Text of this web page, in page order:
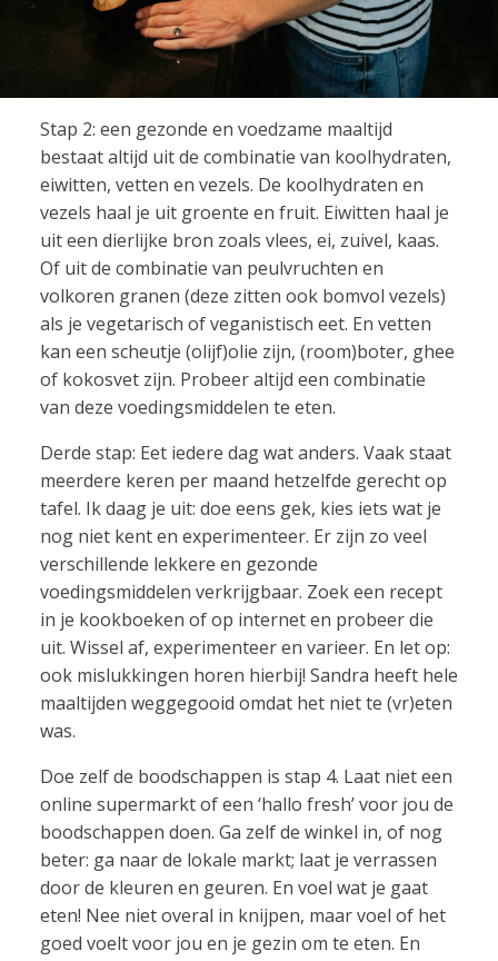
Stap 2: een gezonde en voedzame maaltijd
bestaat altijd uit de combinatie van koolhydraten,
eiwitten, vetten en vezels. De koolhydraten en
vezels haal je uit groente en fruit. Eiwitten haal je
uit een dierlijke bron zoals vlees, ei, zuivel, kaas.
Of uit de combinatie van peulvruchten en
volkoren granen (deze zitten ook bomvol vezels)
als je vegetarisch of veganistisch eet. En vetten
kan een scheutje (olijf)olie zijn, (room)boter, ghee
of kokosvet zijn. Probeer altijd een combinatie
van deze voedingsmiddelen te eten.
Derde stap: Eet iedere dag wat anders. Vaak staat
meerdere keren per maand hetzelfde gerecht op
tafel. Ik daag je uit: doe eens gek, kies iets wat je
nog niet kent en experimenteer. Er zijn zo veel
verschillende lekkere en gezonde
voedingsmiddelen verkrijgbaar. Zoek een recept
in je kookboeken of op internet en probeer die
uit. Wissel af, experimenteer en varieer. En let op:
ook mislukkingen horen hierbij! Sandra heeft hele
maaltijden weggegooid omdat het niet te (vr)eten
was.
Doe zelf de boodschappen is stap 4. Laat niet een
online supermarkt of een ‘hallo fresh’ voor jou de
boodschappen doen. Ga zelf de winkel in, of nog
beter: ga naar de lokale markt; laat je verrassen
door de kleuren en geuren. En voel wat je gaat
eten! Nee niet overal in knijpen, maar voel of het
goed voelt voor jou en je gezin om te eten. En